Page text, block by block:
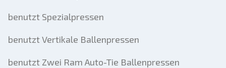
benutzt Spezialpressen
benutzt Vertikale Ballenpressen
benutzt Zwei Ram Auto-Tie Ballenpressen